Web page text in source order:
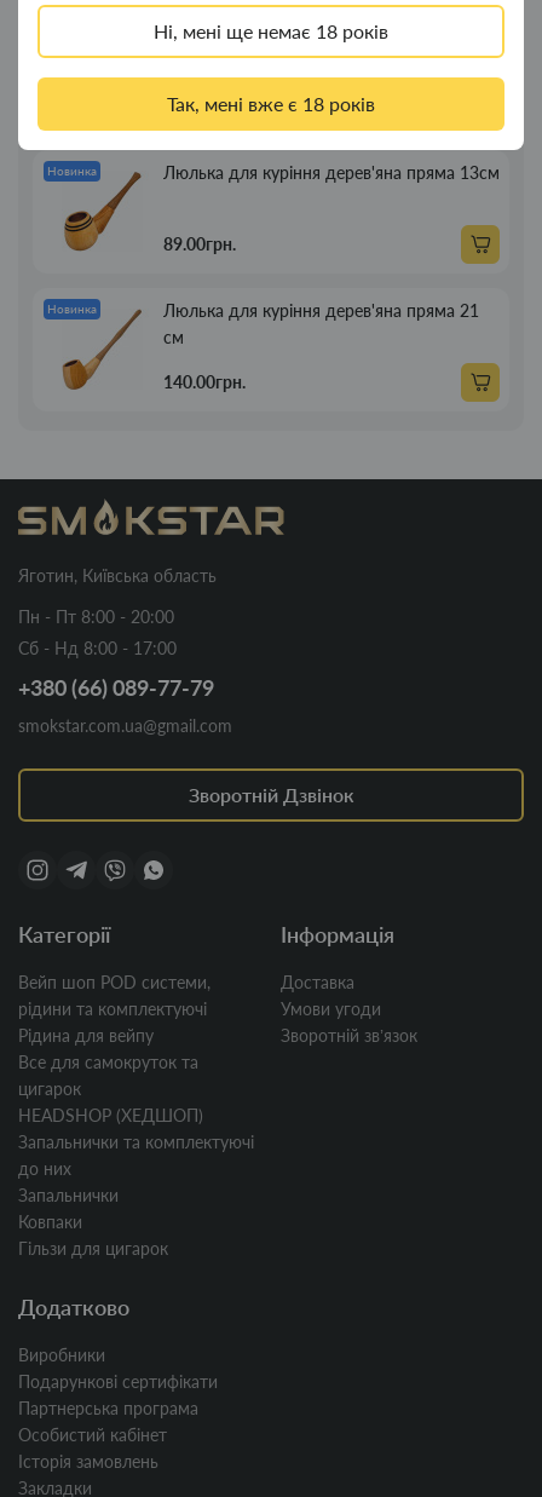
Ні, мені ще немає 18 років
Так, мені вже є 18 років
Портсигар для сигарет Focus із USB
запальничкою на 20 сиг
269.00грн.
Новинка Люлька для куріння дерев'яна пряма 13см
89.00грн.
Новинка
Люлька для куріння дерев'яна пряма 21
см
140.00грн.
Яготин, Київська область
Пн - Пт 8:00 - 20:00
Сб - Нд 8:00 - 17:00
+380 (66) 089-77-79
smokstar.com.ua@gmail.com
Зворотній Дзвінок
Категорії
Вейп шоп POD системи,
рідини та комплектуючі
Рідина для вейпу
Все для самокруток та
цигарок
HEADSHOP (ХЕДШОП)
Запальнички та комплектуючі
до них
Запальнички
Ковпаки
Гільзи для цигарок
Інформація
Доставка
Умови угоди
Зворотній звʼязок
Додатково
Виробники
Подарункові сертифікати
Партнерська програма
Особистий кабінет
Історія замовлень
Закладки